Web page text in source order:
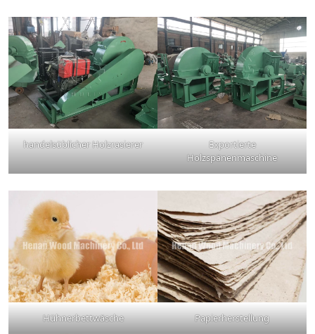
handelsüblicher Holzrasierer
Exportierte
Holzspänenmaschine
Hühnerbettwäsche Papierherstellung